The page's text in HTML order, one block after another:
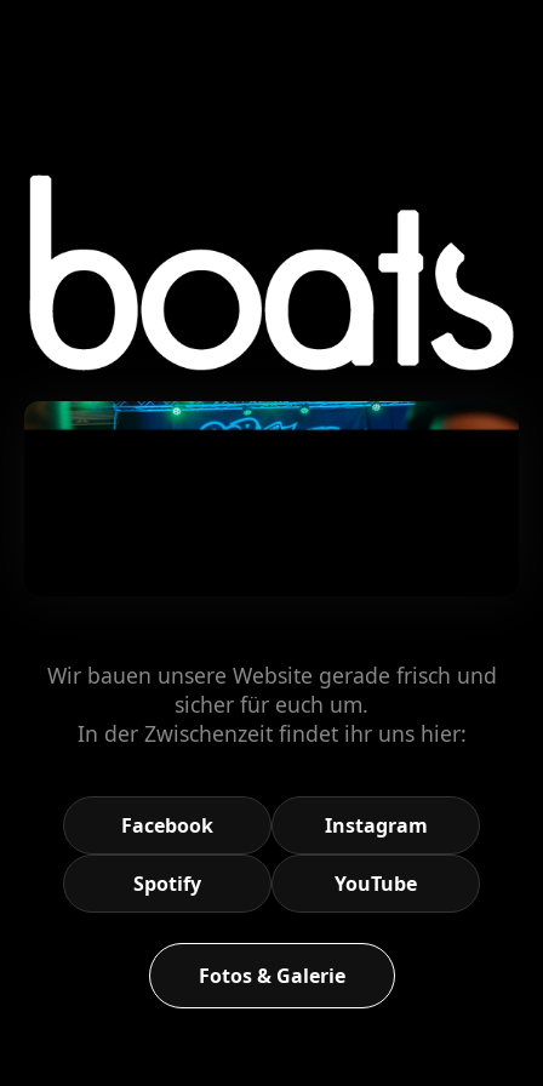
Wir bauen unsere Website gerade frisch und
sicher für euch um.
In der Zwischenzeit findet ihr uns hier:
Facebook Instagram
Spotify YouTube
Fotos & Galerie